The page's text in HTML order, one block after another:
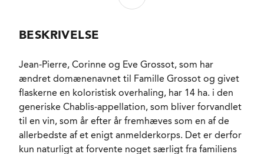
ALKOHOLPROCENT
FADLAGRET
Ja
LAGRING
Halvdelen 8 mdr. i
brugte fade fulgt af 10
mdr. i stål. Resten 18
mdr. i stål.
FORVENTET HOLDBARHED
5-8 år fra høståret.
SERVERINGS-TEMPERATUR
7 - 9°C
BESKRIVELSE
Jean-Pierre, Corinne og Eve Grossot, som har
ændret domænenavnet til Famille Grossot og givet
flaskerne en koloristisk overhaling, har 14 ha. i den
generiske Chablis-appellation, som bliver forvandlet
til en vin, som år efter år fremhæves som en af de
allerbedste af et enigt anmelderkorps. Det er derfor
kun naturligt at forvente noget særligt fra familiens